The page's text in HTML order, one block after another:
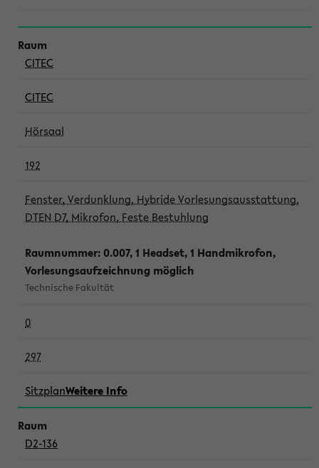
CITEC
CITEC
Hörsaal
192
Fenster, Verdunklung, Hybride Vorlesungsausstattung,
DTEN D7, Mikrofon, Feste Bestuhlung
Raumnummer: 0.007, 1 Headset, 1 Handmikrofon,
Vorlesungsaufzeichnung möglich
Technische Fakultät
0
297
SitzplanWeitere Info
D2-136